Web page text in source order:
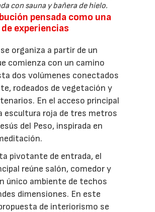
con sauna y bañera de hielo.
pensada como una
experiencias
organiza a partir de un
comienza con un camino
dos volúmenes conectados
rodeados de vegetación y
En el acceso principal
escultura roja de tres metros
del Peso, inspirada en
pivotante de entrada, el
reúne salón, comedor y
único ambiente de techos
dimensiones. En este
de interiorismo se